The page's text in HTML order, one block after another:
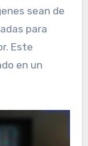
sean de
para
Este
en un